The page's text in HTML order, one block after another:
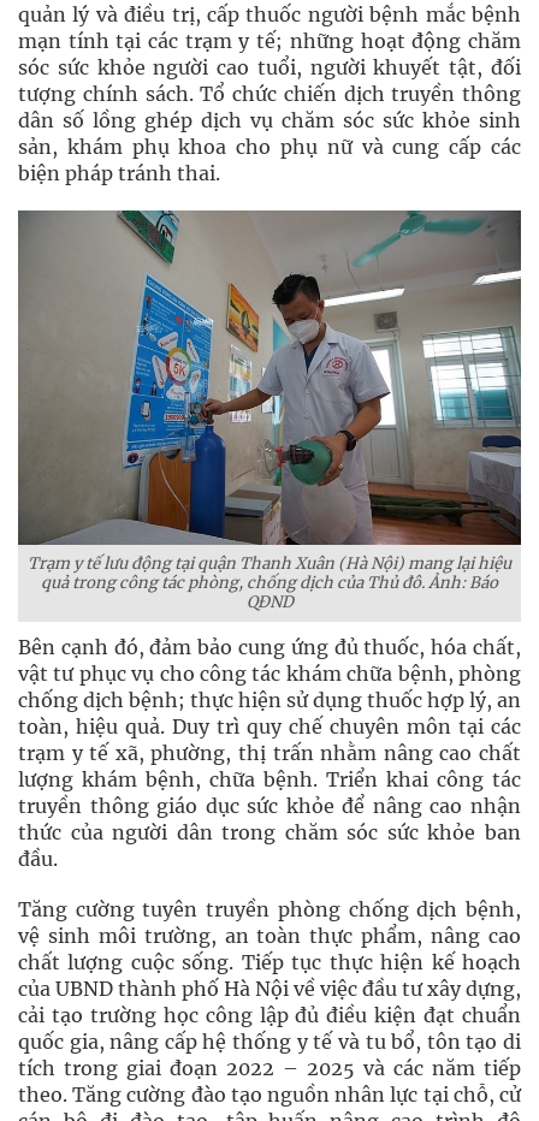
quản lý và điều trị, cấp thuốc người bệnh mắc bệnh
mạn tính tại các trạm y tế; những hoạt động chăm
sóc sức khỏe người cao tuổi, người khuyết tật, đối
tượng chính sách. Tổ chức chiến dịch truyền thông
dân số lồng ghép dịch vụ chăm sóc sức khỏe sinh
sản, khám phụ khoa cho phụ nữ và cung cấp các
biện pháp tránh thai.
Trạm y tế lưu động tại quận Thanh Xuân (Hà Nội) mang lại hiệu
quả trong công tác phòng, chống dịch của Thủ đô. Ảnh: Báo
QĐND
Bên cạnh đó, đảm bảo cung ứng đủ thuốc, hóa chất,
vật tư phục vụ cho công tác khám chữa bệnh, phòng
chống dịch bệnh; thực hiện sử dụng thuốc hợp lý, an
toàn, hiệu quả. Duy trì quy chế chuyên môn tại các
trạm y tế xã, phường, thị trấn nhằm nâng cao chất
lượng khám bệnh, chữa bệnh. Triển khai công tác
truyền thông giáo dục sức khỏe để nâng cao nhận
thức của người dân trong chăm sóc sức khỏe ban
đầu.
Tăng cường tuyên truyền phòng chống dịch bệnh,
vệ sinh môi trường, an toàn thực phẩm, nâng cao
chất lượng cuộc sống. Tiếp tục thực hiện kế hoạch
của UBND thành phố Hà Nội về việc đầu tư xây dựng,
cải tạo trường học công lập đủ điều kiện đạt chuẩn
quốc gia, nâng cấp hệ thống y tế và tu bổ, tôn tạo di
tích trong giai đoạn 2022 – 2025 và các năm tiếp
theo. Tăng cường đào tạo nguồn nhân lực tại chỗ, cử